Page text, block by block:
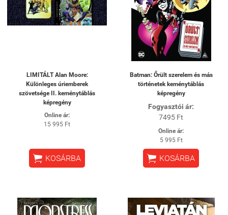
LIMITÁLT Alan Moore:
Különleges úriemberek
szövetsége II. keménytáblás
képregény
Online ár:
15 995 Ft
 KOSÁRBA
Batman: Őrült szerelem és más
történetek keménytáblás
képregény
Fogyasztói ár:
7495 Ft
Online ár:
5 995 Ft
 KOSÁRBA